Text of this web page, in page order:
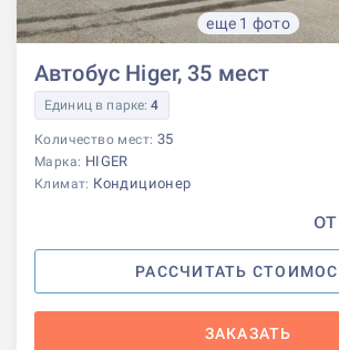
еще 1 фото
Автобус Higer, 35 мест
Единиц в парке:4
Количество мест: 35
Марка: HIGER
Климат: Кондиционер
от
РАССЧИТАТЬ
ЗАКАЗАТЬ